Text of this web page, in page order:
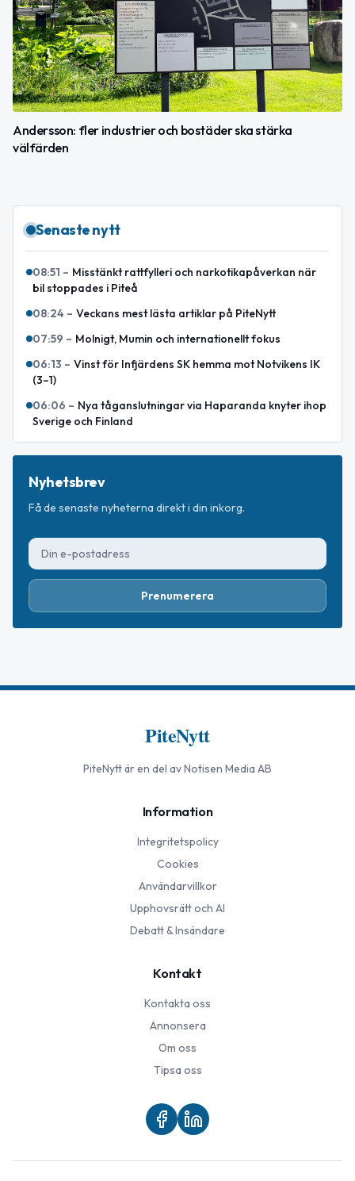
Andersson: fler industrier och bostäder ska stärka
välfärden
Senaste nytt
08:51 – Misstänkt rattfylleri och narkotikapåverkan när
bil stoppades i Piteå
08:24 – Veckans mest lästa artiklar på PiteNytt
07:59 – Molnigt, Mumin och internationellt fokus
06:13 – Vinst för Infjärdens SK hemma mot Notvikens IK
(3–1)
06:06 – Nya tåganslutningar via Haparanda knyter ihop
Sverige och Finland
Nyhetsbrev
Få de senaste nyheterna direkt i din inkorg.
Prenumerera
PiteNytt
PiteNyttär en del av Notisen Media AB
Information
Integritetspolicy
Cookies
Användarvillkor
Upphovsrätt och AI
Debatt & Insändare
Kontakt
Kontakta oss
Annonsera
Om oss
Tipsa oss